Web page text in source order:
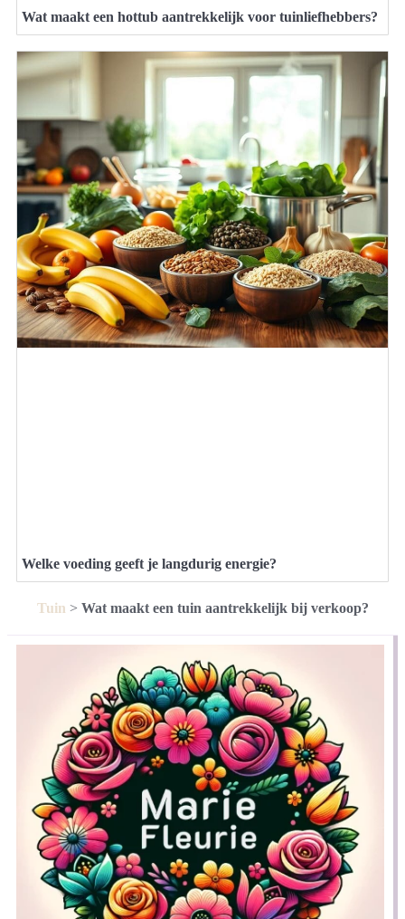
Wat maakt een hottub aantrekkelijk voor tuinliefhebbers?
Welke voeding geeft je langdurig energie?
Tuin > Wat maakt een tuin aantrekkelijk bij verkoop?